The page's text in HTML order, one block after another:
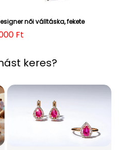
női válltáska, fekete
ár
Ft
keres?